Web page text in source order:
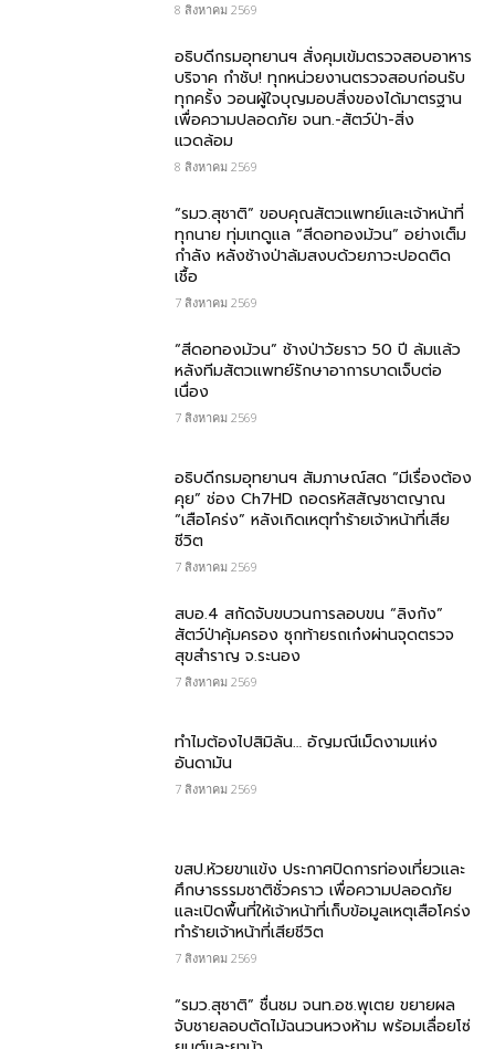
8 สิงหาคม 2569
อธิบดีกรมอุทยานฯ สั่งคุมเข้มตรวจสอบอาหาร
บริจาค​ กำชับ! ทุกหน่วยงานตรวจสอบก่อนรับ
ทุกครั้ง วอนผู้ใจบุญมอบสิ่งของได้มาตรฐาน
เพื่อความปลอดภัย​ จนท.-สัตว์ป่า-สิ่ง
แวดล้อม
8 สิงหาคม 2569
“รมว.สุชาติ” ขอบคุณสัตวแพทย์และเจ้าหน้าที่
ทุกนาย ทุ่มเทดูแล “สีดอทองม้วน” อย่างเต็ม
กำลัง หลังช้างป่าล้มสงบด้วยภาวะปอดติด
เชื้อ
7 สิงหาคม 2569
“สีดอทองม้วน” ช้างป่าวัยราว 50 ปี ล้มแล้ว
หลังทีมสัตวแพทย์รักษาอาการบาดเจ็บต่อ
เนื่อง
7 สิงหาคม 2569
อธิบดีกรมอุทยานฯ สัมภาษณ์สด “มีเรื่องต้อง
คุย” ช่อง Ch7HD ถอดรหัสสัญชาตญาณ
“เสือโคร่ง” หลังเกิดเหตุทำร้ายเจ้าหน้าที่เสีย
ชีวิต
7 สิงหาคม 2569
สบอ.4 สกัดจับขบวนการลอบขน “ลิงกัง”
สัตว์ป่าคุ้มครอง ซุกท้ายรถเก๋งผ่านจุดตรวจ
สุขสำราญ จ.ระนอง
7 สิงหาคม 2569
ทำไมต้องไปสิมิลัน… อัญมณีเม็ดงามแห่ง
อันดามัน
7 สิงหาคม 2569
ขสป.ห้วยขาแข้ง ประกาศปิดการท่องเที่ยวและ
ศึกษาธรรมชาติชั่วคราว เพื่อความปลอดภัย
และเปิดพื้นที่ให้เจ้าหน้าที่เก็บข้อมูลเหตุเสือโคร่ง
ทำร้ายเจ้าหน้าที่เสียชีวิต
7 สิงหาคม 2569
“รมว.สุชาติ” ชื่นชม​ จนท.อช.พุเตย​ ขยายผล
จับชายลอบตัดไม้ฉนวนหวงห้าม พร้อมเลื่อยโซ่